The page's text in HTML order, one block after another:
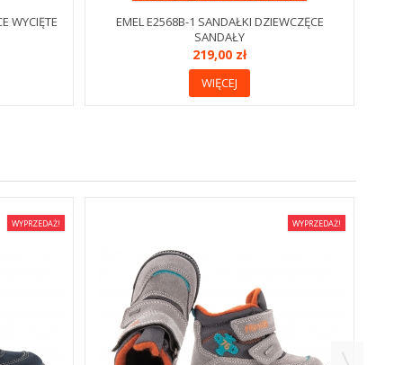
WYCIĘTE
EMEL E2568B-1 SANDAŁKI DZIEWCZĘCE
SANDAŁY
219,00 zł
WIĘCEJ
WYPRZEDAŻ! WYPRZEDAŻ!